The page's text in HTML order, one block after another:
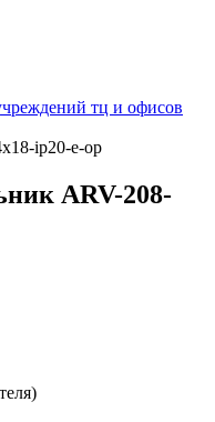
тц и офисов
ip20-e-op
ARV-208-